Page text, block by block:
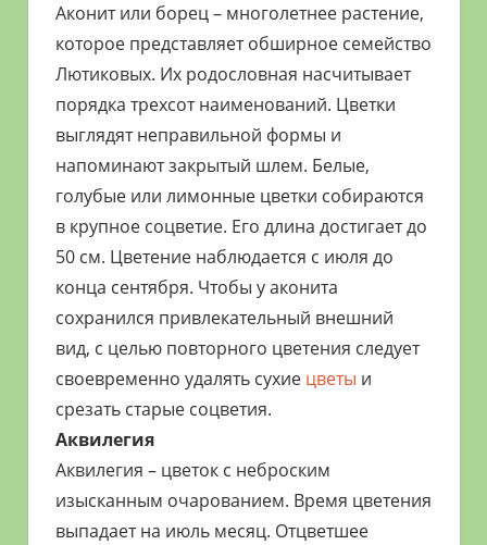
Аконит или борец – многолетнее растение,
которое представляет обширное семейство
Лютиковых. Их родословная насчитывает
порядка трехсот наименований. Цветки
выглядят неправильной формы и
напоминают закрытый шлем. Белые,
голубые или лимонные цветки собираются
в крупное соцветие. Его длина достигает до
50 см. Цветение наблюдается с июля до
конца сентября. Чтобы у аконита
сохранился привлекательный внешний
вид, с целью повторного цветения следует
своевременно удалять сухие цветы и
срезать старые соцветия.
Аквилегия
Аквилегия – цветок с неброским
изысканным очарованием. Время цветения
выпадает на июль месяц. Отцветшее